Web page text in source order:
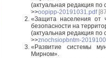
(актуальная редакция
>>oopipp-20191031.pdf
«Защита населения от
безопасности на
(актуальная редакция
>>znochsiopbntm-
«Развитие системы
Мирном».